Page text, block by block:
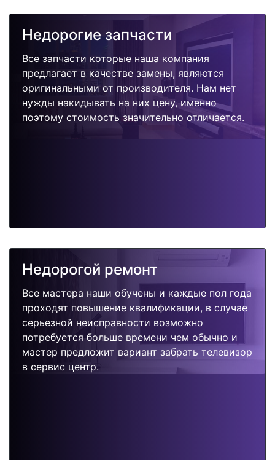
Недорогие запчасти
Все запчасти которые наша компания
предлагает в качестве замены, являются
оригинальными от производителя. Нам нет
нужды накидывать на них цену, именно
поэтому стоимость значительно отличается.
Недорогой ремонт
Все мастера наши обучены и каждые пол года
проходят повышение квалификации, в случае
серьезной неисправности возможно
потребуется больше времени чем обычно и
мастер предложит вариант забрать телевизор
в сервис центр.